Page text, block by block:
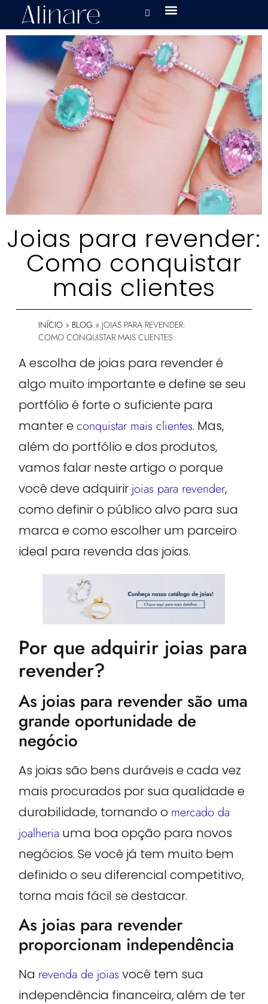
Joias para revender:
Como conquistar
mais clientes
INÍCIO » BLOG » JOIAS PARA REVENDER:
COMO CONQUISTAR MAIS CLIENTES
A escolha de joias para revender é
algo muito importante e define se seu
portfólio é forte o suficiente para
manter econquistar mais clientes. Mas,
além do portfólio e dos produtos,
vamos falar neste artigo o porque
você deve adquirir joias para revender,
como definir o público alvo para sua
marca e como escolher um parceiro
ideal para revenda das joias.
Por que adquirir joias para
revender?
As joias para revender são uma
grande oportunidade de
negócio
As joias são bens duráveis e cada vez
mais procurados por sua qualidade e
durabilidade, tornando o mercado da
joalheria uma boa opção para novos
negócios. Se você já tem muito bem
definido o seu diferencial competitivo,
torna mais fácil se destacar.
As joias para revender
proporcionam independência
Na revenda de joias você tem sua
independência financeira, além de ter